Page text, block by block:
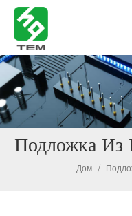
Подложка Из
Дом /